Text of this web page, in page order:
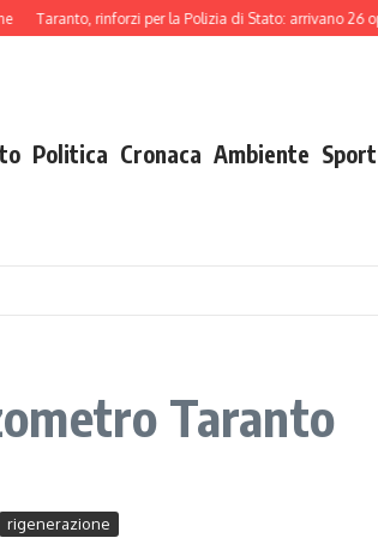
Taranto, rinforzi per la Polizia di Stato: arrivano 26
Politica Cronaca Ambiente Sport
Taranto
rigenerazione